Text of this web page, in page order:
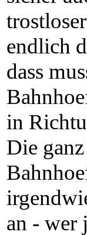
endlich
dass
in
Die
an - wer